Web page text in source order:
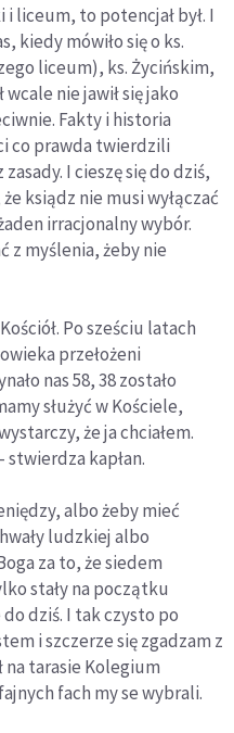
liceum, to potencjał był. I
kiedy mówiło się o ks.
liceum), ks. Życińskim,
nie jawił się jako
Fakty i historia
co prawda twierdzili
zasady. I cieszę się do dziś,
ksiądz nie musi wyłączać
irracjonalny wybór.
z myślenia, żeby nie
Po sześciu latach
przełożeni
nas 58, 38 zostało
służyć w Kościele,
że ja chciałem.
stwierdza kapłan.
albo żeby mieć
ludzkiej albo
za to, że siedem
stały na początku
dziś. I tak czysto po
i szczerze się zgadzam z
na tarasie Kolegium
fach my se wybrali.